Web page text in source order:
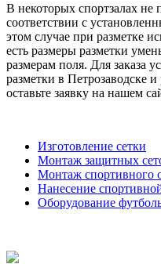
В некоторых спортзалах не
соответствии с
этом случае при разметке
есть размеры разметки
размерам поля. Для заказа
разметки в Петрозаводске
оставьте заявку на нашем
Изготовление сетки
Монтаж защитных
Монтаж спортивного
Нанесение
Оборудование